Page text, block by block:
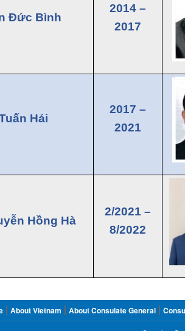
Đức Bình
2014 –
2017
Hải
2017 –
2021
Hồng Hà
2/2021 –
8/2022
About Vietnam About Consulate General